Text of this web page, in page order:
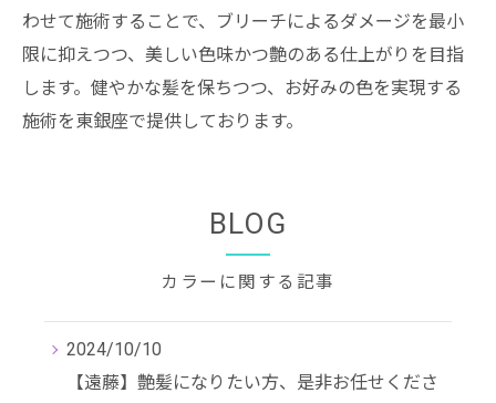
わせて施術することで、ブリーチによるダメージを最小
限に抑えつつ、美しい色味かつ艶のある仕上がりを目指
します。健やかな髪を保ちつつ、お好みの色を実現する
施術を東銀座で提供しております。
BLOG
カラーに関する記事
2024/10/10
【遠藤】艶髪になりたい方、是非お任せくださ